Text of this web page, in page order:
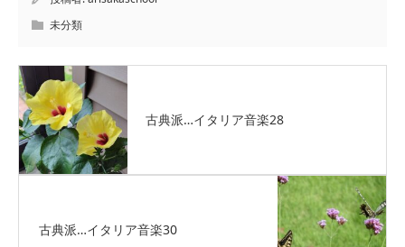
未分類
古典派…イタリア音楽28
古典派…イタリア音楽30